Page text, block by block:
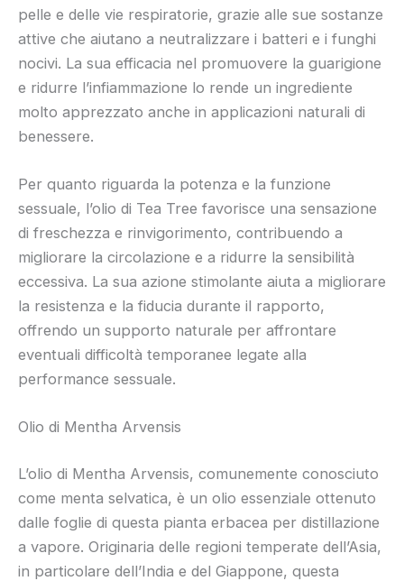
pelle e delle vie respiratorie, grazie alle sue sostanze
attive che aiutano a neutralizzare i batteri e i funghi
nocivi. La sua efficacia nel promuovere la guarigione
e ridurre l’infiammazione lo rende un ingrediente
molto apprezzato anche in applicazioni naturali di
benessere.
Per quanto riguarda la potenza e la funzione
sessuale, l’olio di Tea Tree favorisce una sensazione
di freschezza e rinvigorimento, contribuendo a
migliorare la circolazione e a ridurre la sensibilità
eccessiva. La sua azione stimolante aiuta a migliorare
la resistenza e la fiducia durante il rapporto,
offrendo un supporto naturale per affrontare
eventuali difficoltà temporanee legate alla
performance sessuale.
Olio di Mentha Arvensis
L’olio di Mentha Arvensis, comunemente conosciuto
come menta selvatica, è un olio essenziale ottenuto
dalle foglie di questa pianta erbacea per distillazione
a vapore. Originaria delle regioni temperate dell’Asia,
in particolare dell’India e del Giappone, questa